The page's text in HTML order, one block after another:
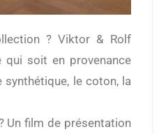
qui soit en provenance
synthétique, le coton, la
Un film de présentation